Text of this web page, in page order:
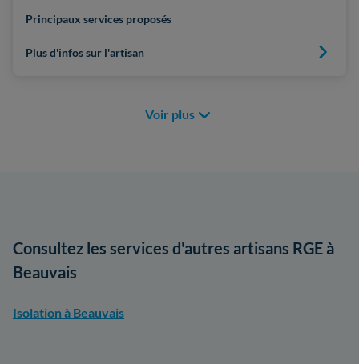
Principaux services proposés
Plus d'infos sur l'artisan
Voir plus
Consultez les services d'autres artisans RGE à
Beauvais
Isolation à Beauvais